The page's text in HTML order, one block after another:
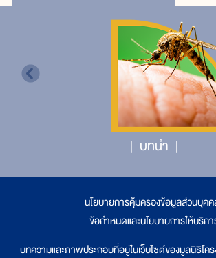
บทนำ
นโยบายการคุ้มครองข้อมูลส่วนบุค
ข้อกำหนดและนโยบายการให้บริก
บทความและภาพประกอบที่อยู่ในเว็บไซต์ของมูลนิธิโค